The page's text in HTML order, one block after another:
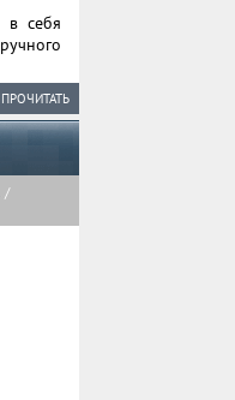
в себя
ПРОЧИТАТЬ
/